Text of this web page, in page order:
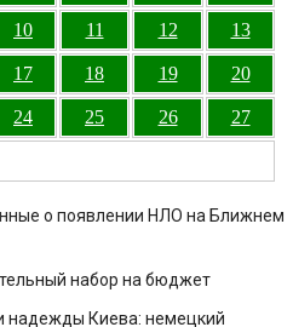
10 11 12 13
17 18 19 20
24 25 26 27
о появлении НЛО на Ближнем
набор на бюджет
надежды Киева: немецкий